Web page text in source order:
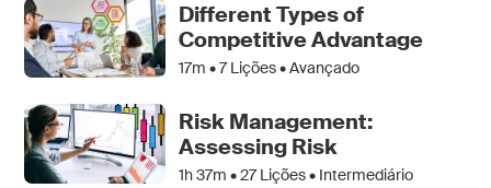
Different Types of
Competitive Advantage
17m •7Lições • Avançado
Risk Management:
Assessing Risk
1h 37m •27Lições • Intermediário